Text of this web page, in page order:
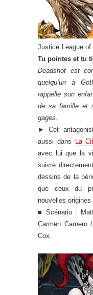
Justice League
Tu pointes et tu
Deadshot est
quelqu’un à
rappelle son
de sa famille et
gages.
►
Cet
aussi dans
La
avec lui que la
suivre
dessins de la
que ceux du
nouvelles origines
■ Scénario :
Carmen
Cox